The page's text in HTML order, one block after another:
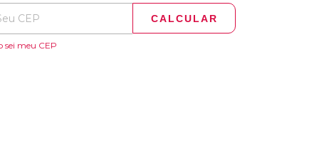
CALCULAR
sei meu CEP